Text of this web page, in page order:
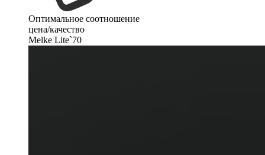
Оптимальное соотношение
цена/качество
Melke Lite`70